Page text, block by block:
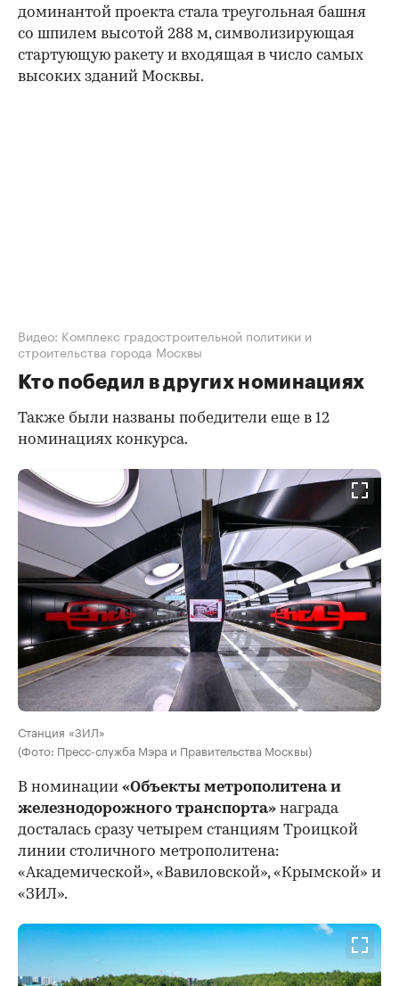
00:00 / 00:00
доминантой проекта стала треугольная башня
со шпилем высотой 288 м, символизирующая
стартующую ракету и входящая в число самых
высоких зданий Москвы.
Видео: Комплекс градостроительной политики и
строительства города Москвы
Кто победил в других номинациях
Также были названы победители еще в 12
номинациях конкурса.
Станция «ЗИЛ»
(Фото: Пресс-служба Мэра и Правительства Москвы)
В номинации «Объекты метрополитена и
железнодорожного транспорта» награда
досталась сразу четырем станциям Троицкой
линии столичного метрополитена:
«Академической», «Вавиловской», «Крымской» и
«ЗИЛ».